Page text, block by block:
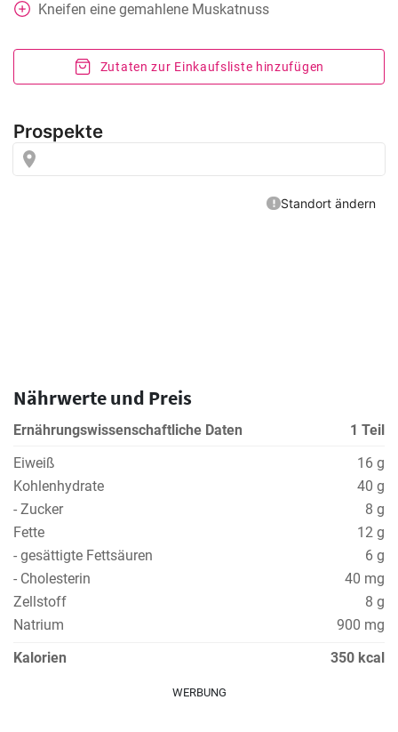
Kneifen eine gemahlene Muskatnuss
Zutaten zur Einkaufsliste hinzufügen
Nährwerte und Preis
Ernährungswissenschaftliche Daten
1 Teil
Eiweiß
16 g
Kohlenhydrate
40 g
- Zucker
8 g
Fette
12 g
- gesättigte Fettsäuren
6 g
- Cholesterin
40 mg
Zellstoff
8 g
Natrium
900 mg
Kalorien
350 kcal
WERBUNG